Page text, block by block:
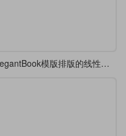
ElegantBook模版排版的线性代数的意义读书笔记